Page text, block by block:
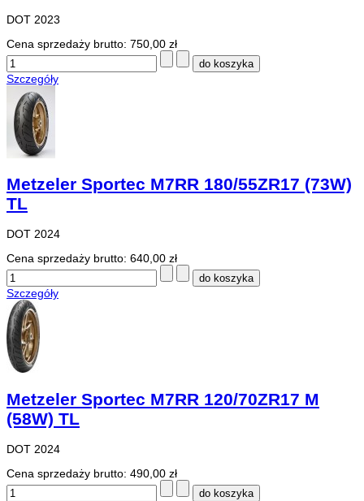
DOT 2023
Cena sprzedaży brutto: 750,00 zł
Szczegóły
Metzeler Sportec M7RR 180/55ZR17 (73W)
TL
DOT 2024
Cena sprzedaży brutto: 640,00 zł
Szczegóły
Metzeler Sportec M7RR 120/70ZR17 M
(58W) TL
DOT 2024
Cena sprzedaży brutto: 490,00 zł